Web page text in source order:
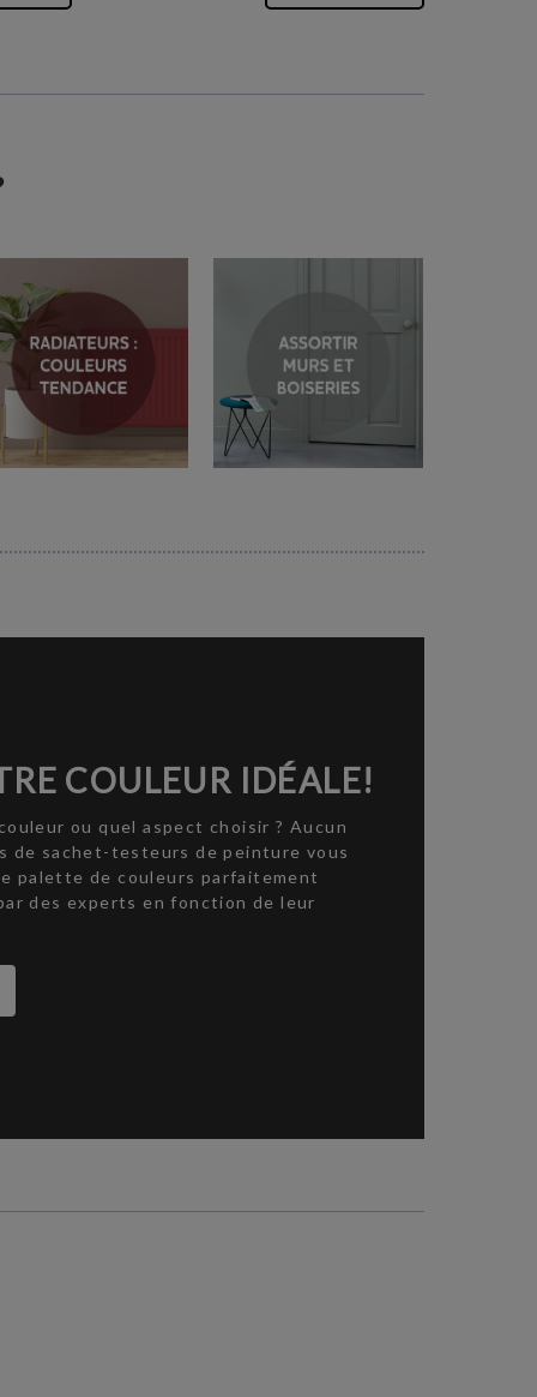
COULEUR IDÉALE!
ou quel aspect choisir ? Aucun
de sachet-testeurs de peinture vous
palette de couleurs parfaitement
des experts en fonction de leur